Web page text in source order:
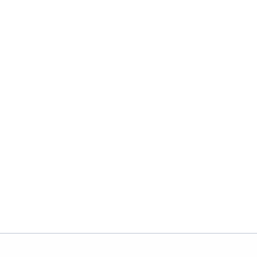
la durabilité, elle
cette loi pourrait